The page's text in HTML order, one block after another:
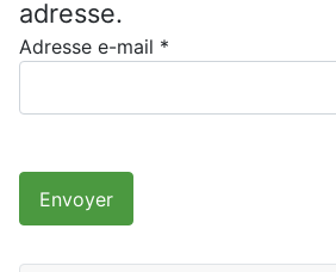
adresse.
Adresse e-mail *
Envoyer